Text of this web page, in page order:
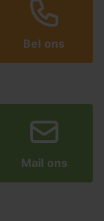
Bel ons
Mail ons